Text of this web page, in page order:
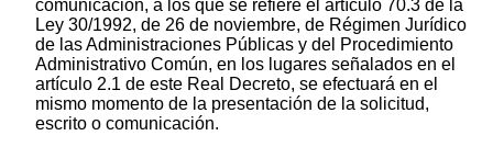
comunicación, a los que se refiere el artículo 70.3 de la
Ley 30/1992, de 26 de noviembre, de Régimen Jurídico
de las Administraciones Públicas y del Procedimiento
Administrativo Común, en los lugares señalados en el
artículo 2.1 de este Real Decreto, se efectuará en el
mismo momento de la presentación de la solicitud,
escrito o comunicación.